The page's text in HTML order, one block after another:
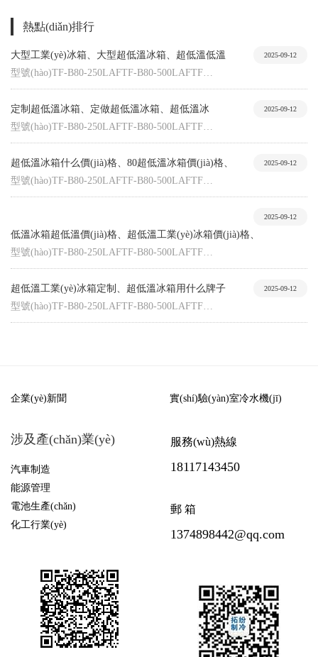
熱點(diǎn)排行
2025-09-12
大型工業(yè)冰箱、大型超低溫冰箱、超低溫低溫
型號(hào)TF-B80-250LAFTF-B80-500LAFTF…
2025-09-12
定制超低溫冰箱、定做超低溫冰箱、超低溫冰
型號(hào)TF-B80-250LAFTF-B80-500LAFTF…
2025-09-12
超低溫冰箱什么價(jià)格、80超低溫冰箱價(jià)格、
型號(hào)TF-B80-250LAFTF-B80-500LAFTF…
2025-09-12
低溫冰箱超低溫價(jià)格、超低溫工業(yè)冰箱價(jià)格、
型號(hào)TF-B80-250LAFTF-B80-500LAFTF…
2025-09-12
超低溫工業(yè)冰箱定制、超低溫冰箱用什么牌子
型號(hào)TF-B80-250LAFTF-B80-500LAFTF…
企業(yè)新聞 實(shí)驗(yàn)室冷水機(jī)
涉及產(chǎn)業(yè)
汽車制造
能源管理
電池生產(chǎn)
化工行業(yè)
服務(wù)熱線
18117143450
郵 箱
1374898442@qq.com